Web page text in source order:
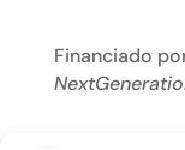
Financiado